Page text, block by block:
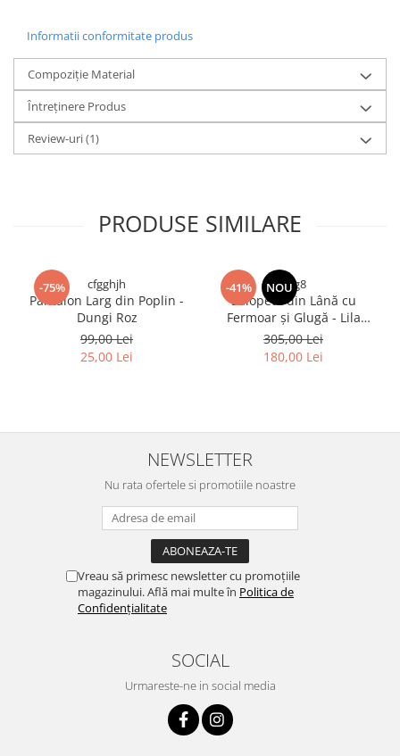
Informatii conformitate produs
Compoziție Material
Întreținere Produs
Review-uri(1)
PRODUSE SIMILARE
-75% cfgghjh
Pantalon Larg din Poplin -
Dungi Roz
99,00 Lei
25,00 Lei
-41% NOUrfrg8
Salopetă din Lână cu
Fermoar și Glugă - Lila
Bradut
305,00 Lei
180,00 Lei
NEWSLETTER
Nu rata ofertele si promotiile noastre
Vreau să primesc newsletter cu promoțiile
magazinului. Află mai multe în Politica de
Confidențialitate
SOCIAL
Urmareste-ne in social media